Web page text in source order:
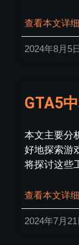
查看本文详
2024年8月5
GTA5
本文主要分
好地探索游
将探讨这些
查看本文详
2024年7月21